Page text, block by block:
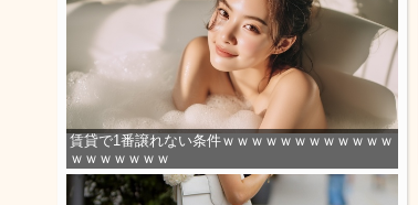
賃貸で1番譲れない条件ｗｗｗｗｗｗｗｗｗｗｗｗ
ｗｗｗｗｗｗｗ